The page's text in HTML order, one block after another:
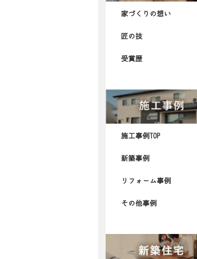
家づくりの想い
匠の技
受賞歴
施工事例TOP
新築事例
リフォーム事例
その他事例